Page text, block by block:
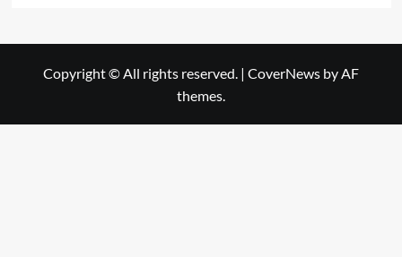
Copyright © All rights reserved. | CoverNews by AF
themes.